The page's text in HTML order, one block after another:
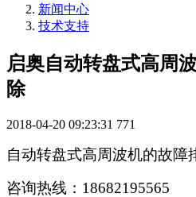
新闻中心
技术支持
启奥自动转盘式高周
除
2018-04-20 09:23:31 771
自动转盘式高周波机的故障
咨询热线：18682195565